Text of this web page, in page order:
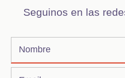
Seguinos en las